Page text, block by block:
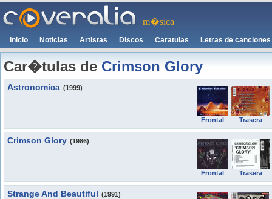
m�sica
Inicio Noticias Artistas Discos Caratulas Letras de canciones
Car�tulas de Crimson Glory
Astronomica (1999)
Frontal Trasera
Crimson Glory (1986)
Frontal Trasera
Strange And Beautiful (1991)